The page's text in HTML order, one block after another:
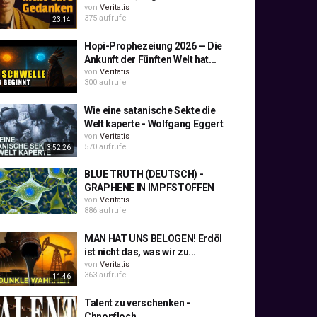
23:14
von Veritatis
375 aufrufe
Hopi-Prophezeiung 2026 — Die
Ankunft der Fünften Welt hat...
von Veritatis
300 aufrufe
3:52:26
Wie eine satanische Sekte die
Welt kaperte - Wolfgang Eggert
von Veritatis
570 aufrufe
BLUE TRUTH (DEUTSCH) -
GRAPHENE IN IMPFSTOFFEN
von Veritatis
886 aufrufe
11:46
MAN HAT UNS BELOGEN! Erdöl
ist nicht das, was wir zu...
von Veritatis
363 aufrufe
Talent zu verschenken -